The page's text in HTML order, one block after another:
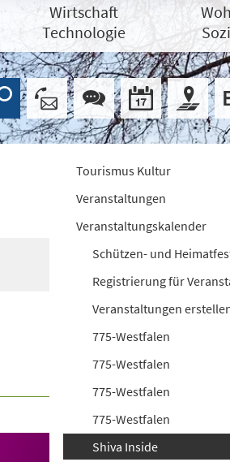
Wirtschaft
Technologie
Tourismus Kultur
Veranstaltungen
Veranstaltungskalender
Schützen- und
Registrierung für
Veranstaltungen
775-Westfalen
775-Westfalen
775-Westfalen
775-Westfalen
Shiva Inside